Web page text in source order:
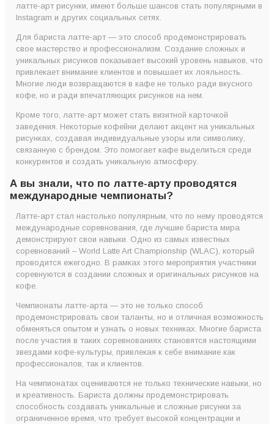
латте-арт рисунки, имеют больше шансов стать популярными в
Instagram и других социальных сетях.
Для бариста латте-арт — это способ продемонстрировать
свое мастерство и профессионализм. Создание сложных и
уникальных рисунков показывает высокий уровень навыков, что
привлекает внимание клиентов и повышает их лояльность.
Многие люди возвращаются в кафе не только ради вкусного
кофе, но и ради впечатляющих рисунков на нем.
Кроме того, латте-арт может стать визитной карточкой
заведения. Некоторые кофейни делают акцент на уникальных
рисунках, создавая индивидуальные узоры или символику,
связанную с брендом. Это помогает кафе выделиться среди
конкурентов и создать уникальную атмосферу.
А вы знали, что по латте-арту проводятся
международные чемпионаты?
Латте-арт стал настолько популярным, что по нему проводятся
международные соревнования, где лучшие бариста мира
демонстрируют свои навыки. Одно из самых известных
соревнований – World Latte Art Championship (WLAC), который
проводится ежегодно. В рамках этого мероприятия участники
соревнуются в создании сложных и оригинальных рисунков на
кофе.
Чемпионаты латте-арта — это не только способ
продемонстрировать свои таланты, но и отличная возможность
обменяться опытом и узнать о новых техниках. Многие бариста
после участия в таких соревнованиях становятся настоящими
звездами кофе-культуры, привлекая к себе внимание как
профессионалов, так и клиентов.
На чемпионатах оцениваются не только технические навыки, но
и креативность. Бариста должны продемонстрировать
способность создавать уникальные и сложные рисунки за
ограниченное время, что требует высокой концентрации и